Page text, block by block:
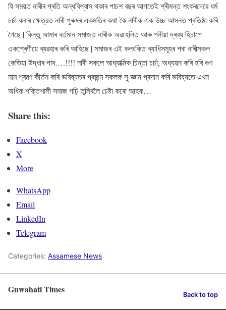
যি সময়ত নাৰীৰ প্ৰতি অন্ধবিশ্বাস থকাৰ পাচশ বছৰ আগতেই শ্ৰীমন্ত শংকৰদেৱে ধৰ্ম
চৰ্চা কৰাৰ ক্ষেত্রত নাৰী পুৰুষৰ একমতিৰ কথা কৈ নাৰীক এক উচ্চ আসনত প্ৰতিষ্ঠা কৰি
গৈছে | কিন্তু আমাৰ বৰ্তমান সমাজত নাৰীক অৱহেলিত আৰু পনীয়া দ্ৰব্য হিচাপে
একশ্ৰেণীয়ে ব্যৱহাৰ কৰি আহিছে | সমাজৰ এই কলংকিত ব্যাধিসমূহৰ পৰা নাৰীসকল
কেতিয়া উদ্ধাৰ পাব….!!!! নাৰী সকলে আধ্যাত্মিক চিন্তা চৰ্চা, অধ্যয়ন কৰি হৰি গুণ
নাম শ্ৰৱণ কীৰ্তন কৰি ভবিষ্যতৰ প্ৰজন্ম সকলক সু-জ্ঞান প্ৰদান কৰি ভবিষ্যতে এখন
অধিক শক্তিশালী সমাজ গঢ়ি তুলিবলৈ চেষ্টা কৰো আহক…
Share this:
Facebook
X
More
WhatsApp
Email
LinkedIn
Telegram
Categories: Assamese News
Guwahati Times Back to top